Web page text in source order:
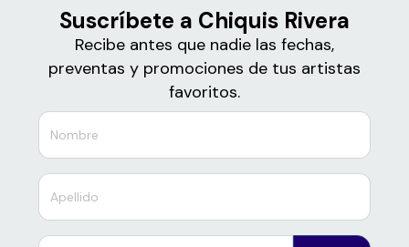
Suscríbete a Chiquis Rivera
Recibe antes que nadie las fechas,
preventas y promociones de tus artistas
favoritos.